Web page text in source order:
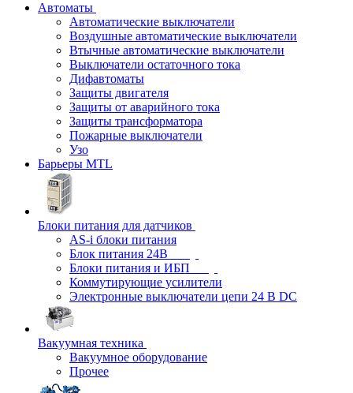
Автоматы
Автоматические выключатели
Воздушные автоматические выключатели
Втычные автоматические выключатели
Выключатели остаточного тока
Дифавтоматы
Защиты двигателя
Защиты от аварийного тока
Защиты трансформатора
Пожарные выключатели
Узо
Барьеры MTL
Блоки питания для датчиков
AS-i блоки питания
Блок питания 24В
Блоки питания и ИБП
Коммутирующие усилители
Электронные выключатели цепи 24 В DC
Вакуумная техника
Вакуумное оборудование
Прочее